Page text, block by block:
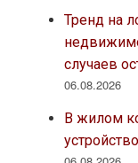
Тренд на
случаев
06.08.2026
В жилом